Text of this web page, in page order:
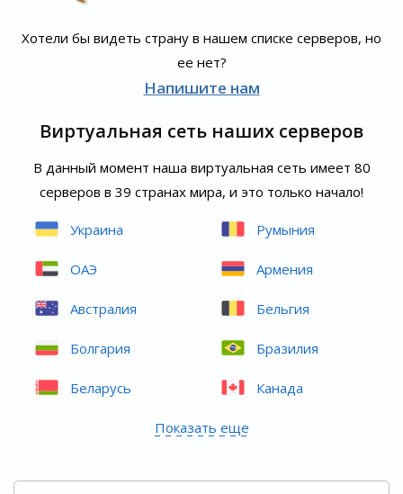
Хотели бы видеть страну в нашем списке серверов, но
ее нет?
Напишите нам
Виртуальная сеть наших серверов
В данный момент наша виртуальная сеть имеет 80
серверов в 39 странах мира, и это только начало!
Украина Румыния
ОАЭ Армения
Австралия Бельгия
Болгария Бразилия
Беларусь Канада
Показать еще